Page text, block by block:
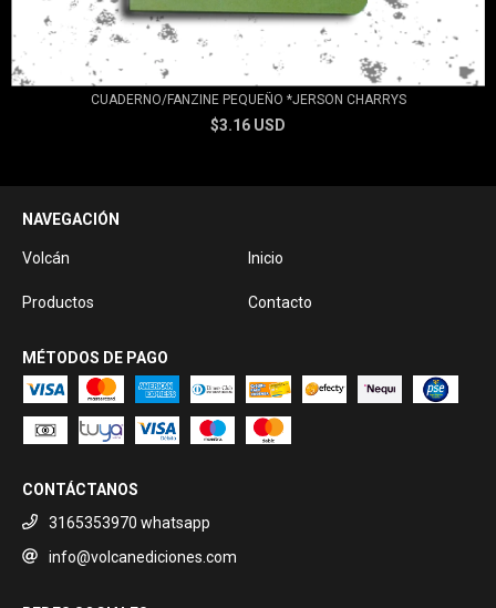
CUADERNO/FANZINE PEQUEÑO *JERSON CHARRYS
$3.16 USD
NAVEGACIÓN
Volcán Inicio
Productos Contacto
MÉTODOS DE PAGO
CONTÁCTANOS
3165353970 whatsapp
info@volcanediciones.com